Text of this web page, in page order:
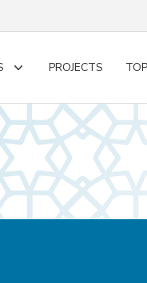
Toggle
PROJECTS